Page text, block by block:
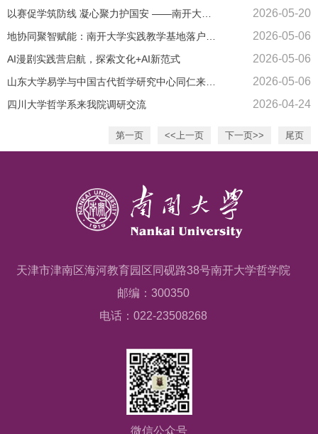
2026-05-20
2026-05-06
AI漫剧实践营启航，探索文化+AI新范式 2026-05-06
2026-05-06
四川大学哲学系来我院调研交流 2026-04-24
第一页 <<上一页 下一页>> 尾页
天津市津南区海河教育园区同砚路38号南开大学哲学院
邮编：300350
电话：022-23508268
微信公众号